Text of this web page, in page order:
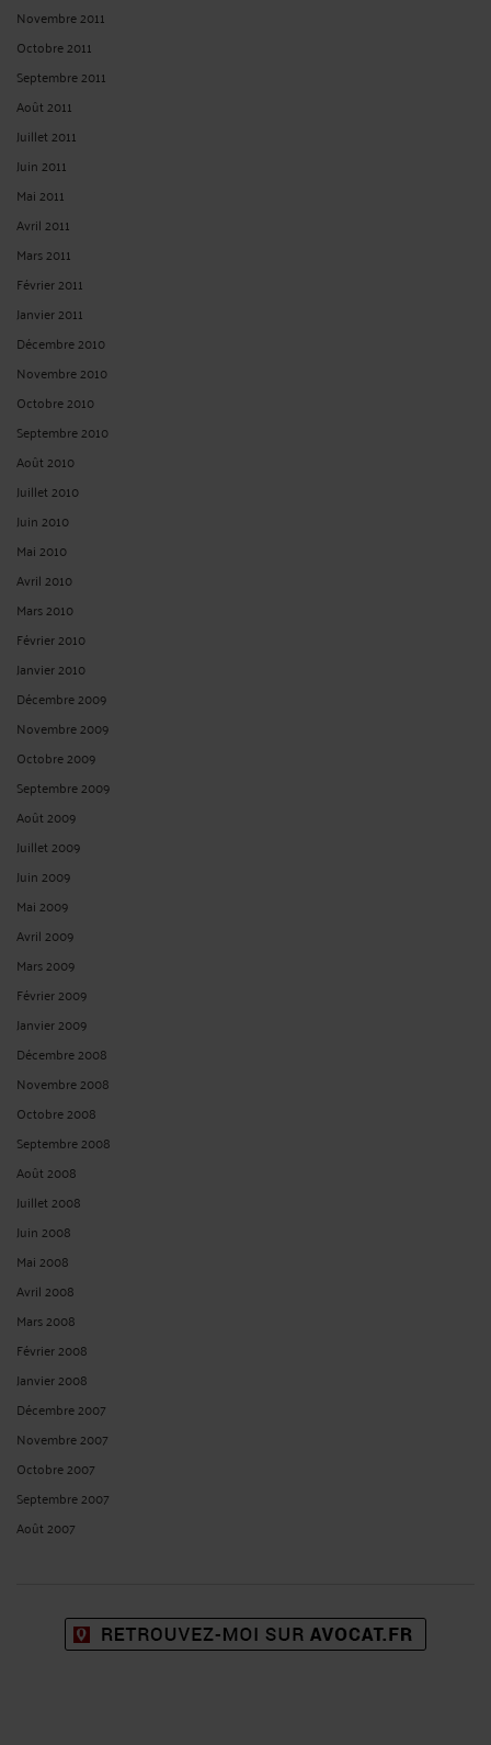
Novembre 2011
Octobre 2011
Septembre 2011
Août 2011
Juillet 2011
Juin 2011
Mai 2011
Avril 2011
Mars 2011
Février 2011
Janvier 2011
Décembre 2010
Novembre 2010
Octobre 2010
Septembre 2010
Août 2010
Juillet 2010
Juin 2010
Mai 2010
Avril 2010
Mars 2010
Février 2010
Janvier 2010
Décembre 2009
Novembre 2009
Octobre 2009
Septembre 2009
Août 2009
Juillet 2009
Juin 2009
Mai 2009
Avril 2009
Mars 2009
Février 2009
Janvier 2009
Décembre 2008
Novembre 2008
Octobre 2008
Septembre 2008
Août 2008
Juillet 2008
Juin 2008
Mai 2008
Avril 2008
Mars 2008
Février 2008
Janvier 2008
Décembre 2007
Novembre 2007
Octobre 2007
Septembre 2007
Août 2007